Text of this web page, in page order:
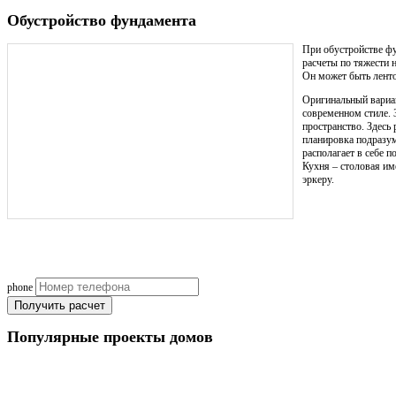
Обустройство фундамента
При обустройстве
расчеты по тяжести
Он может быть
Оригинальный
современном стиле.
пространство.
планировка
располагает в себе
Кухня – столовая
эркеру.
phone
Получить расчет
Популярные проекты домов